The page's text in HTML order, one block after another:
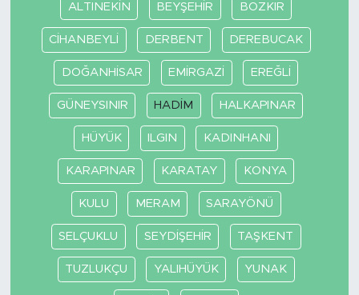
ALTINEKİN BEYŞEHİR BOZKIR
CİHANBEYLİ DERBENT DEREBUCAK
DOĞANHİSAR EMİRGAZİ EREĞLİ
GÜNEYSINIR HADİM HALKAPINAR
HÜYÜK ILGIN KADINHANI
KARAPINAR KARATAY KONYA
KULU MERAM SARAYÖNÜ
SELÇUKLU SEYDİŞEHİR TAŞKENT
TUZLUKÇU YALIHÜYÜK YUNAK
YAŞAM
TARİHTEN GÜNÜMÜZE
TARİH
KADIN
SAĞLIK
SİYASET
MEDYA KÖŞESİ